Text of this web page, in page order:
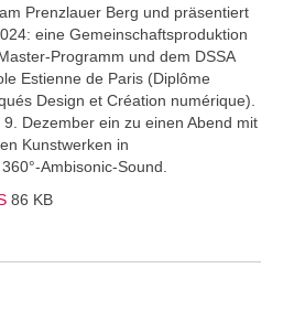
Prenzlauer Berg und präsentiert
eine Gemeinschaftsproduktion
Programm und dem DSSA
Estienne de Paris (Diplôme
Design et Création numérique).
Dezember ein zu einen Abend mit
Kunstwerken in
Ambisonic-Sound.
86 KB